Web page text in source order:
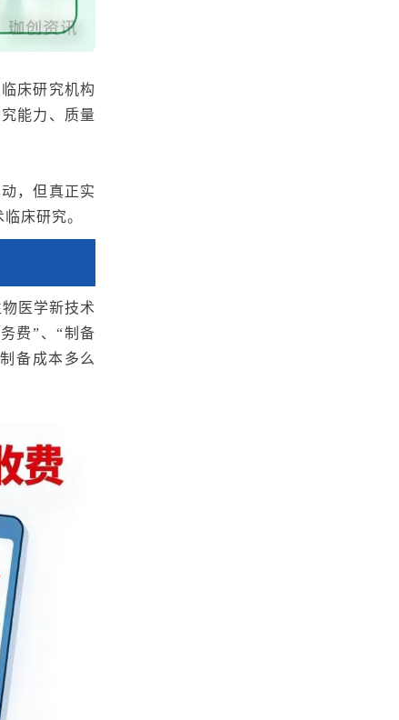
床研究机构
能力、质量
，但真正实
床研究。
医学新技术
费”、“制备
备成本多么